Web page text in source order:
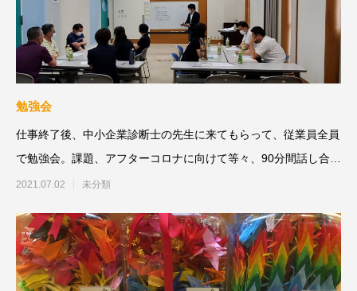
勉強会
仕事終了後、中小企業診断士の先生に来てもらって、従業員全員
で勉強会。課題、アフターコロナに向けて等々、90分間話し合い
ました。
2021.07.02 未分類